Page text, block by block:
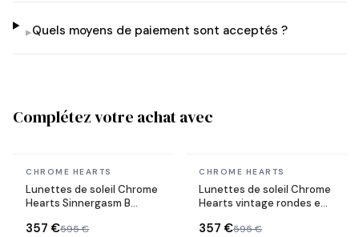
▸Quels moyens de paiement sont acceptés ?
Complétez votre achat avec
En stock
CHROME HEARTS
Lunettes de soleil Chrome
Hearts Sinnergasm B
357 €595 €
En stock
CHROME HEARTS
Lunettes de soleil Chrome
Hearts vintage rondes en
357 €595 €